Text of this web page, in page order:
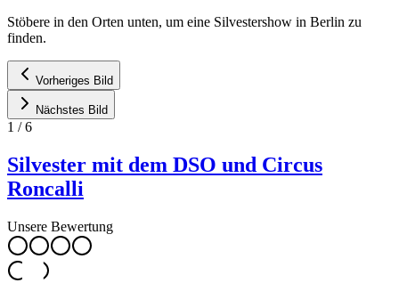
Stöbere in den Orten unten, um eine Silvestershow in Berlin zu
finden.
Vorheriges Bild
Nächstes Bild
1 /6
Silvester mit dem DSO und Circus
Roncalli
Unsere Bewertung